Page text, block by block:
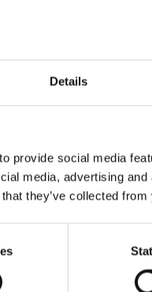
Details
provide social media
media, advertising
they’ve collected
Zuiderhoek en
werd het budget vele
stadspoorten
woningen werden
het in in 1904 afgebroken
maar een stad waarin
ter hand had
op dit gebied,
Toch is de keuze voor
jaarlijks een bezoek